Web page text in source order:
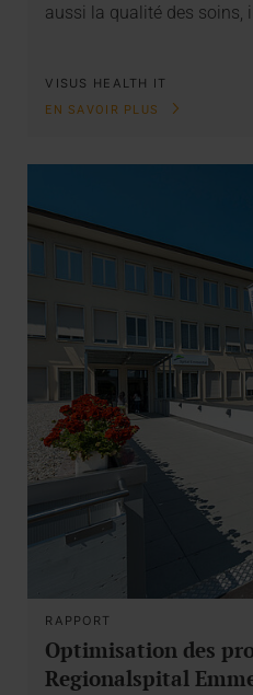
aussi la qualité des soins,
VISUS HEALTH IT
EN SAVOIR PLUS
RAPPORT
Optimisation des
Regionalspital